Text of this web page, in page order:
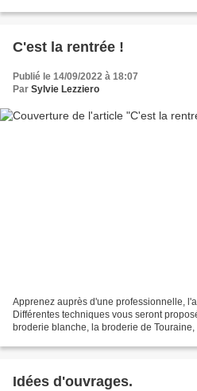
C'est la rentrée !
Publié le 14/09/2022 à 18:07
Par Sylvie Lezziero
Apprenez auprès d'une professionnelle,
Différentes techniques vous seront
broderie blanche, la broderie de
Idées d'ouvrages.